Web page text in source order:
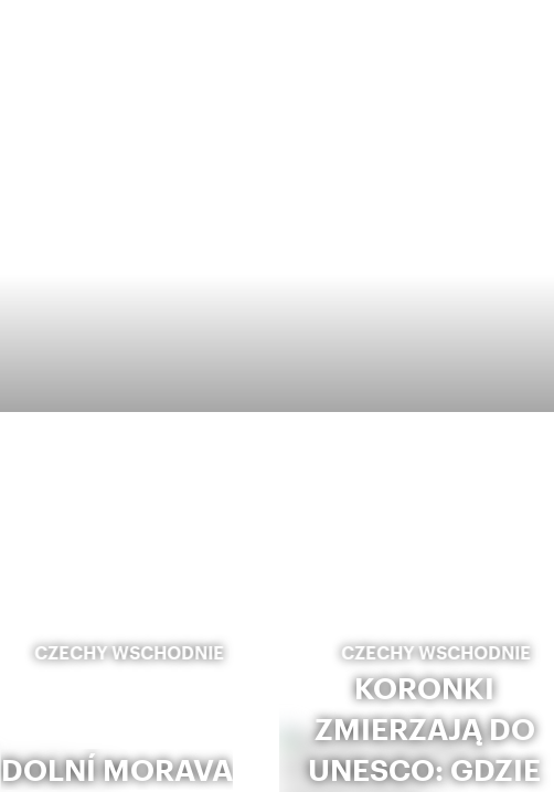
CZECHY WSCHODNIE
DOLNÍ MORAVA
CZECHY WSCHODNIE
KORONKI
ZMIERZAJĄ DO
UNESCO: GDZIE